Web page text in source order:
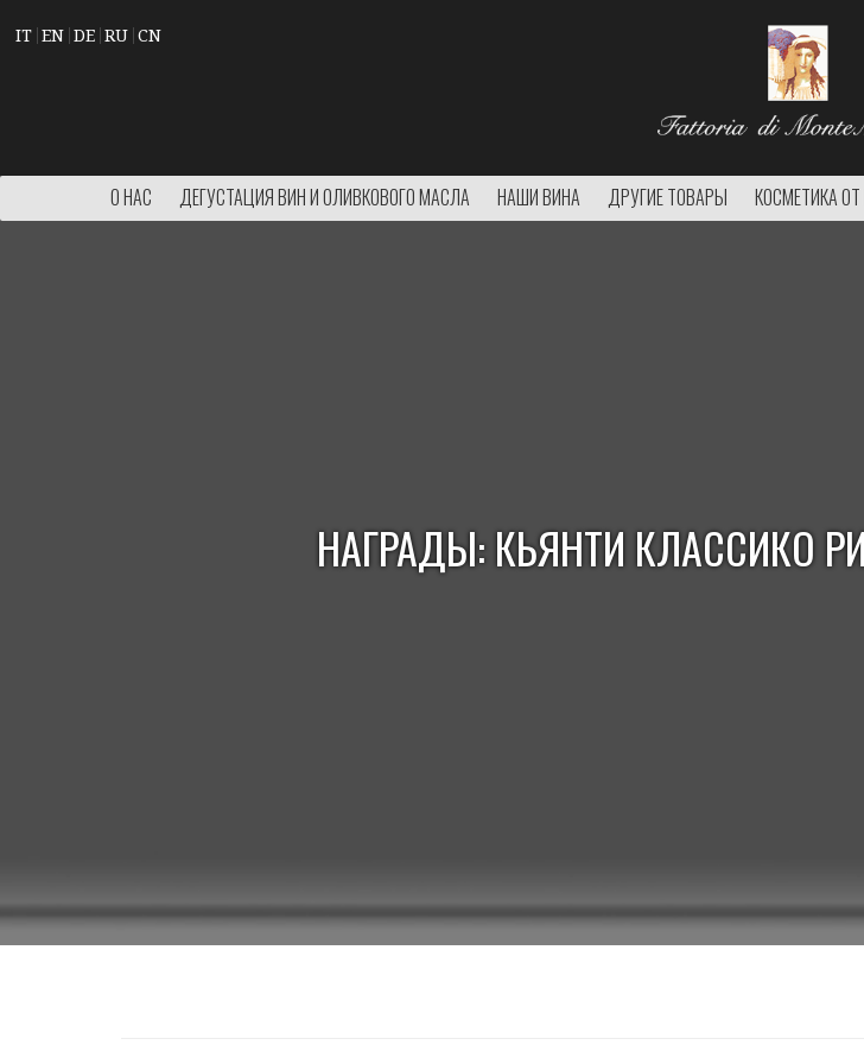
IT EN DE RU CN
О НАС ДЕГУСТАЦИЯ ВИН И ОЛИВКОВОГО МАСЛА НАШИ ВИНА ДРУГИЕ ТОВАРЫ КОСМЕТИКА
НАГРАДЫ: КЬЯНТИ КЛАССИКО